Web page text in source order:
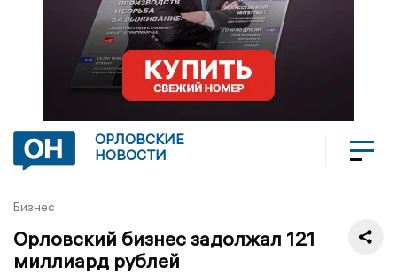
ОРЛОВСКИЕ
НОВОСТИ
Бизнес
Орловский бизнес задолжал 121
миллиард рублей